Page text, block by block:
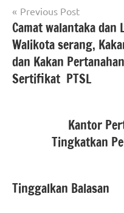
Tagged
with
#beritakecamatanWalantaka
#beritakotaserang
#beritaNasional ,
#rehabRTLH
berita
banten
berita
kecamatan
Walantaka
Navigasi
pos
Previous Post
Camat walantaka dan
Walikota serang,
dan Kakan
Sertifikat PTSL
Kantor
Tingkatkan
Tinggalkan Balasan